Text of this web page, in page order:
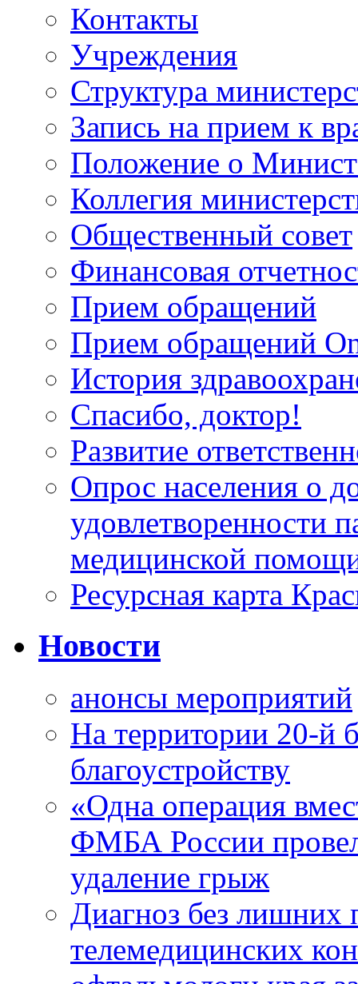
Контакты
Учреждения
Структура
Запись на прием к
Положение о
Коллегия
Общественный совет
Финансовая
Прием обращений
Прием обращений
История
Спасибо, доктор!
Развитие
Опрос населения о
удовлетворенности
медицинской
Ресурсная карта
Новости
анонсы мероприятий
На территории 20-й
благоустройству
«Одна операция
ФМБА России
удаление грыж
Диагноз без лишних
телемедицинских